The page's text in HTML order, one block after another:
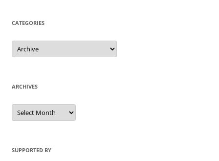
CATEGORIES
Categories
ARCHIVES
Archives
SUPPORTED BY